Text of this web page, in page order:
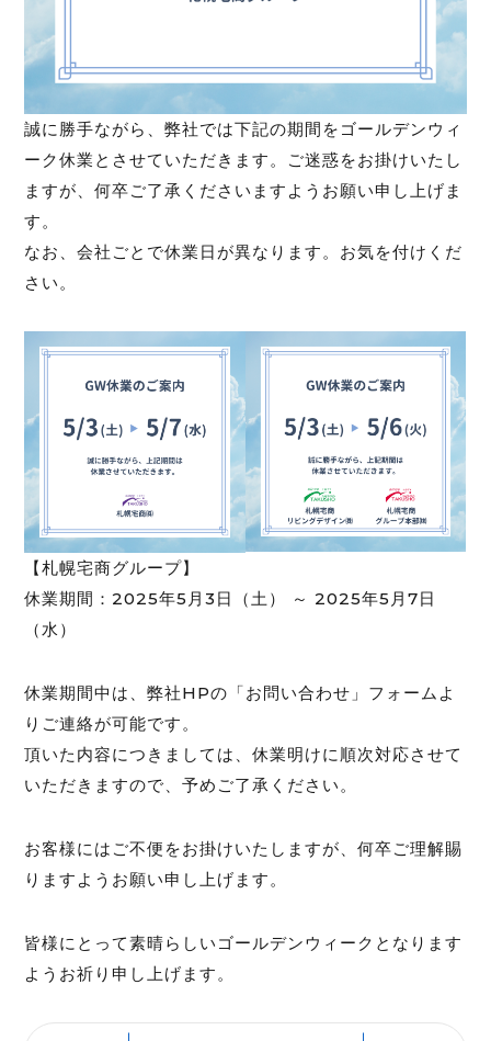
誠に勝手ながら、弊社では下記の期間をゴールデンウィ
ーク休業とさせていただきます。ご迷惑をお掛けいたし
ますが、何卒ご了承くださいますようお願い申し上げま
す。
なお、会社ごとで休業日が異なります。お気を付けくだ
さい。
【札幌宅商グループ】
休業期間：2025年5月3日（土） ～ 2025年5月7日
（水）
休業期間中は、弊社HPの「お問い合わせ」フォームよ
りご連絡が可能です。
頂いた内容につきましては、休業明けに順次対応させて
いただきますので、予めご了承ください。
お客様にはご不便をお掛けいたしますが、何卒ご理解賜
りますようお願い申し上げます。
皆様にとって素晴らしいゴールデンウィークとなります
ようお祈り申し上げます。